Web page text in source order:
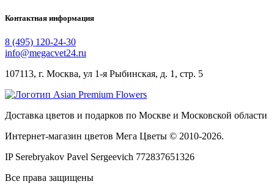
Контактная информация
8 (495) 120-24-30
info@megacvet24.ru
107113, г. Москва, ул 1-я Рыбинская, д. 1, стр. 5
Доставка цветов и подарков по Москве и Московской области
Интернет-магазин цветов Мега Цветы © 2010-2026.
IP Serebryakov Pavel Sergeevich 772837651326
Все права защищены